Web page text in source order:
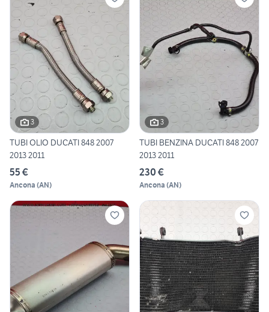
3
TUBI OLIO DUCATI 848 2007
2013 2011
55 €
Ancona (AN)
3
TUBI BENZINA DUCATI 848 2007
2013 2011
230 €
Ancona (AN)